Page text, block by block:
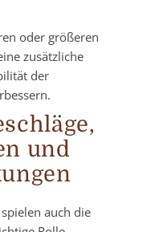
oder größeren
zusätzliche
der
und
auch die